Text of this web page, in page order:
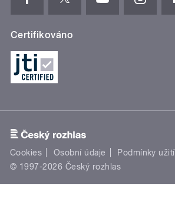
Certifikováno
Cookies Osobní údaje Podmínky užití
© 1997-2026 Český rozhlas